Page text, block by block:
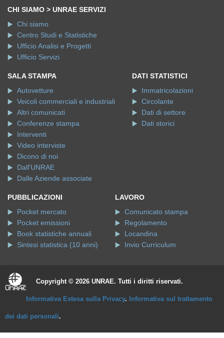
CHI SIAMO > UNRAE SERVIZI
Chi siamo
Centro Studi e Statistiche
Ufficio Analisi e Progetti
Ufficio Servizi
SALA STAMPA
Autovetture
Veicoli commerciali e industriali
Altri comunicati
Conferenze stampa
Interventi
Video interviste
Dicono di noi
Dall'UNRAE
Dalle Aziende associate
DATI STATISTICI
Immatricolazioni
Circolante
Dati di settore
Dati storici
PUBBLICAZIONI
Pocket mercato
Pocket emissioni
Book statistiche annuali
Sintesi statistica (10 anni)
LAVORO
Comunicato stampa
Regolamento
Locandina
Invio Curriculum
Copyright © 2026 UNRAE. Tutti i diritti riservati.
Informativa Estesa sulla Privacy. Informativa sul trattamento
dei dati personali.